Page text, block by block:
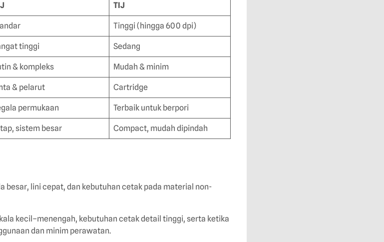
TIJ
Tinggi (hingga 600 dpi)
tinggi Sedang
& kompleks Mudah & minim
& pelarut Cartridge
permukaan Terbaik untuk berpori
sistem besar Compact, mudah dipindah
besar, lini cepat, dan kebutuhan cetak pada material non-
kecil–menengah, kebutuhan cetak detail tinggi, serta ketika
dan minim perawatan.